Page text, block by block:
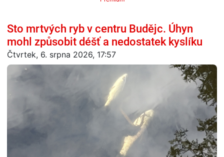
Sto mrtvých ryb v centru Budějc. Úhyn
mohl způsobit déšť a nedostatek kyslíku
Čtvrtek, 6. srpna 2026, 17:57